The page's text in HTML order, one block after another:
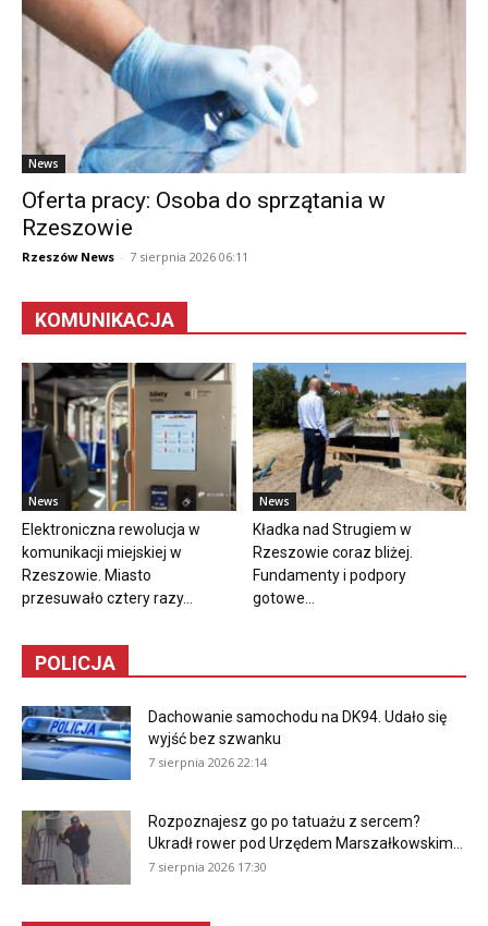
News
Oferta pracy: Osoba do sprzątania w
Rzeszowie
Rzeszów News - 7 sierpnia 2026 06:11
KOMUNIKACJA
News
Elektroniczna rewolucja w
komunikacji miejskiej w
Rzeszowie. Miasto
przesuwało cztery razy...
News
Kładka nad Strugiem w
Rzeszowie coraz bliżej.
Fundamenty i podpory
gotowe...
POLICJA
Dachowanie samochodu na DK94. Udało się
wyjść bez szwanku
7 sierpnia 2026 22:14
Rozpoznajesz go po tatuażu z sercem?
Ukradł rower pod Urzędem Marszałkowskim...
7 sierpnia 2026 17:30